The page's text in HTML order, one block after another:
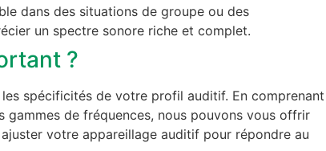
dans des situations de groupe ou des
un spectre sonore riche et complet.
?
spécificités de votre profil auditif. En comprenant
de fréquences, nous pouvons vous offrir
votre appareillage auditif pour répondre au